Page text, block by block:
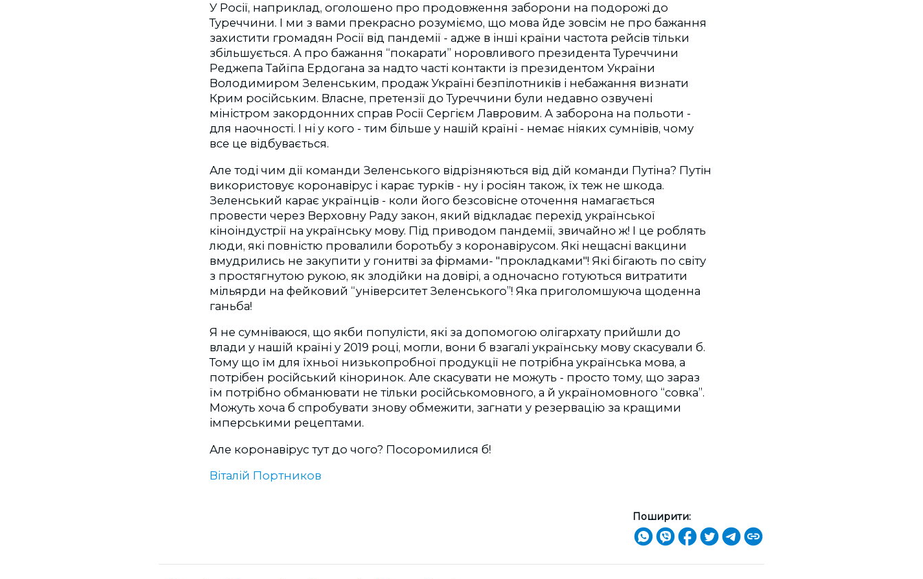
У Росії, наприклад, оголошено про продовження заборони на подорожі до
Туреччини. І ми з вами прекрасно розуміємо, що мова йде зовсім не про бажання
захистити громадян Росії від пандемії - адже в інші країни частота рейсів тільки
збільшується. А про бажання “покарати” норовливого президента Туреччини
Реджепа Тайїпа Ердогана за надто часті контакти із президентом України
Володимиром Зеленським, продаж Україні безпілотників і небажання визнати
Крим російським. Власне, претензії до Туреччини були недавно озвучені
міністром закордонних справ Росії Сергієм Лавровим. А заборона на польоти -
для наочності. І ні у кого - тим більше у нашій країні - немає ніяких сумнівів, чому
все це відбувається.
Але тоді чим дії команди Зеленського відрізняються від дій команди Путіна? Путін
використовує коронавірус і карає турків - ну і росіян також, їх теж не шкода.
Зеленський карає українців - коли його безсовісне оточення намагається
провести через Верховну Раду закон, який відкладає перехід української
кіноіндустрії на українську мову. Під приводом пандемії, звичайно ж! І це роблять
люди, які повністю провалили боротьбу з коронавірусом. Які нещасні вакцини
вмудрились не закупити у гонитві за фірмами- "прокладками"! Які бігають по світу
з простягнутою рукою, як злодійки на довірі, а одночасно готуються витратити
мільярди на фейковий “університет Зеленського”! Яка приголомшуюча щоденна
ганьба!
Я не сумніваюся, що якби популісти, які за допомогою олігархату прийшли до
влади у нашій країні у 2019 році, могли, вони б взагалі українську мову скасували б.
Тому що їм для їхньої низькопробної продукції не потрібна українська мова, а
потрібен російський кіноринок. Але скасувати не можуть - просто тому, що зараз
їм потрібно обманювати не тільки російськомовного, а й україномовного “совка”.
Можуть хоча б спробувати знову обмежити, загнати у резервацію за кращими
імперськими рецептами.
Але коронавірус тут до чого? Посоромилися б!
Віталій Портников
Поширити: